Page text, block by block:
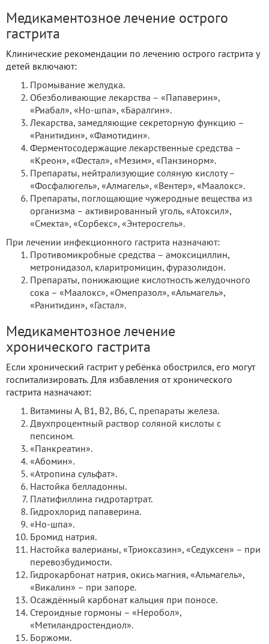
Медикаментозное лечение острого
гастрита
Клинические рекомендации по лечению острого гастрита у
детей включают:
Промывание желудка.
Обезболивающие лекарства – «Папаверин»,
«Риабал», «Но-шпа», «Баралгин».
Лекарства, замедляющие секреторную функцию –
«Ранитидин», «Фамотидин».
Ферментосодержащие лекарственные средства –
«Креон», «Фестал», «Мезим», «Панзинорм».
Препараты, нейтрализующие соляную кислоту –
«Фосфалюгель», «Алмагель», «Вентер», «Маалокс».
Препараты, поглощающие чужеродные вещества из
организма – активированный уголь, «Атоксил»,
«Смекта», «Сорбекс», «Энтеросгель».
При лечении инфекционного гастрита назначают:
Противомикробные средства – амоксициллин,
метронидазол, кларитромицин, фуразолидон.
Препараты, понижающие кислотность желудочного
сока – «Маалокс», «Омепразол», «Альмагель»,
«Ранитидин», «Гастал».
Медикаментозное лечение
хронического гастрита
Если хронический гастрит у ребёнка обострился, его могут
госпитализировать. Для избавления от хронического
гастрита назначают:
Витамины А, В1, В2, В6, С, препараты железа.
Двухпроцентный раствор соляной кислоты с
пепсином.
«Панкреатин».
«Абомин».
«Атропина сульфат».
Настойка белладонны.
Платифиллина гидротартрат.
Гидрохлорид папаверина.
«Но-шпа».
Бромид натрия.
Настойка валерианы, «Триоксазин», «Седуксен» – при
перевозбудимости.
Гидрокарбонат натрия, окись магния, «Альмагель»,
«Викалин» – при запоре.
Осаждённый карбонат кальция при поносе.
Стероидные гормоны – «Неробол»,
«Метиландростендиол».
Боржоми.